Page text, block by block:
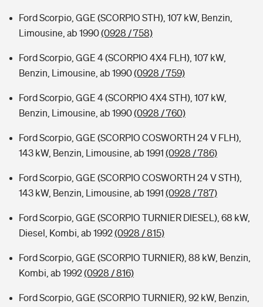
Ford Scorpio, GGE (SCORPIO STH), 107 kW, Benzin,
Limousine, ab 1990(0928 / 758)
Ford Scorpio, GGE 4 (SCORPIO 4X4 FLH), 107 kW,
Benzin, Limousine, ab 1990(0928 / 759)
Ford Scorpio, GGE 4 (SCORPIO 4X4 STH), 107 kW,
Benzin, Limousine, ab 1990(0928 / 760)
Ford Scorpio, GGE (SCORPIO COSWORTH 24 V FLH),
143 kW, Benzin, Limousine, ab 1991 (0928 / 786)
Ford Scorpio, GGE (SCORPIO COSWORTH 24 V STH),
143 kW, Benzin, Limousine, ab 1991 (0928 / 787)
Ford Scorpio, GGE (SCORPIO TURNIER DIESEL), 68 kW,
Diesel, Kombi, ab 1992(0928 / 815)
Ford Scorpio, GGE (SCORPIO TURNIER), 88 kW, Benzin,
Kombi, ab 1992(0928 / 816)
Ford Scorpio, GGE (SCORPIO TURNIER), 92 kW, Benzin,